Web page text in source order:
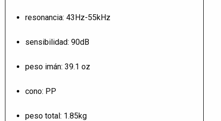
resonancia: 43Hz-55kHz
sensibilidad: 90dB
peso imán: 39.1 oz
cono: PP
peso total: 1.85kg